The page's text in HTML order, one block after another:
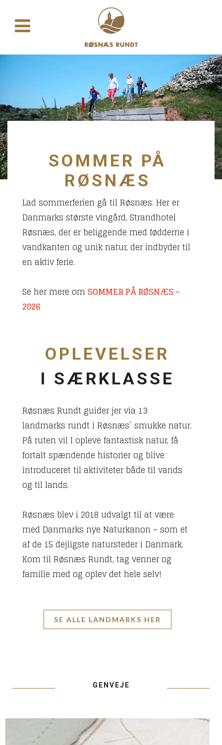
SOMMER PÅ
RØSNÆS
Lad sommerferien gå til Røsnæs. Her er
Danmarks største vingård, Strandhotel
Røsnæs, der er beliggende med fødderne i
vandkanten og unik natur, der indbyder til
en aktiv ferie.
Se her mere om SOMMER PÅ RØSNÆS –
2026
OPLEVELSER
I SÆRKLASSE
Røsnæs Rundt guider jer via 13
landmarks rundt i Røsnæs´ smukke natur.
På ruten vil I opleve fantastisk natur, få
fortalt spændende historier og blive
introduceret til aktiviteter både til vands
og til lands.
Røsnæs blev i 2018 udvalgt til at være
med Danmarks nye Naturkanon – som et
af de 15 dejligste natursteder i Danmark.
Kom til Røsnæs Rundt, tag venner og
familie med og oplev det hele selv!
SE ALLE LANDMARKS HER
GENVEJE